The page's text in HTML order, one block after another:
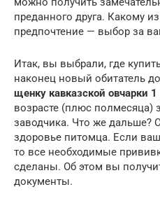
преданного друга. Какому
предпочтение — выбор за
Итак, вы выбрали, где
наконец новый обитатель
щенку кавказской овчарки
возрасте (плюс полмесяца)
заводчика. Что же дальше?
здоровье питомца. Если
то все необходимые
сделаны. Об этом вы
документы.